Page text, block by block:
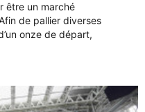
être un marché
de pallier diverses
onze de départ,